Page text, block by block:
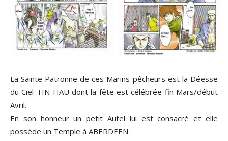
La Sainte Patronne de ces Marins-pêcheurs est la Déesse
du Ciel TIN-HAU dont la fête est célébrée fin Mars/début
Avril.
En son honneur un petit Autel lui est consacré et elle
possède un Temple à ABERDEEN.